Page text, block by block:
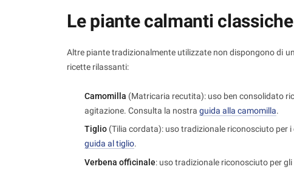
Le piante calmanti
Altre piante tradizionalmente utilizzate non dispongono di
ricette rilassanti:
Camomilla (Matricaria recutita): uso ben consolidato
agitazione. Consulta la nostra guida alla camomilla.
Tiglio (Tilia cordata): uso tradizionale riconosciuto per
guida al tiglio.
Verbena officinale: uso tradizionale riconosciuto per